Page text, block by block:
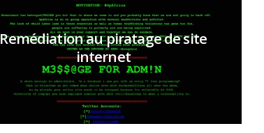
Remédiation au piratage de site
internet